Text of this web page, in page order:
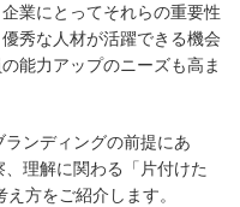
業にとってそれらの重要性
秀な人材が活躍できる機会
能力アップのニーズも高ま
ンディングの前提にあ
理解に関わる「片付けた
方をご紹介します。